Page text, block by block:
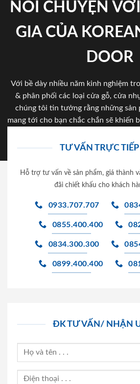
NÓI CHUYỆN
GIA CỦA
DOOR
Với bề dày nhiều năm kinh nghiệm
& phân phối các loại cửa gỗ, cửa
chúng tôi tin tưởng rằng những sản
mang tới cho bạn chắc chắn sẽ khiến
TƯ VẤN TRỰC
Hỗ trợ tư vấn về sản phẩm, giá thành
đãi chiết khấu cho khách
0933.707.707
0855.400.400
0834.300.300
0899.400.400
ĐK TƯ VẤN/ NHẬN